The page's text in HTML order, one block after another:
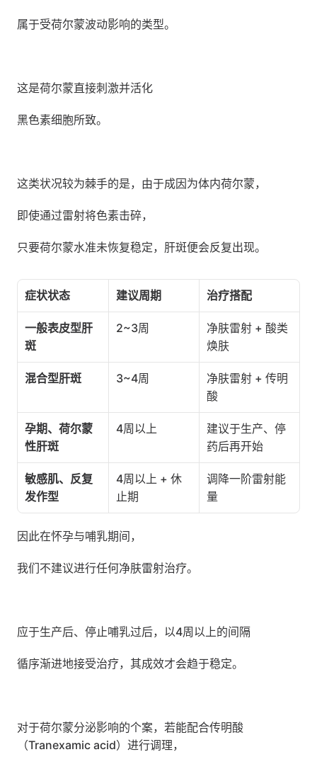
属于受荷尔蒙波动影响的类型。
这是荷尔蒙直接刺激并活化
黑色素细胞所致。
这类状况较为棘手的是，由于成因为体内荷尔蒙，
即使通过雷射将色素击碎，
只要荷尔蒙水准未恢复稳定，肝斑便会反复出现。
症状状态 建议周期 治疗搭配
一般表皮型肝
斑
2~3周
净肤雷射 + 酸类
焕肤
混合型肝斑 3~4周
净肤雷射 + 传明
酸
孕期、荷尔蒙
性肝斑
4周以上
建议于生产、停
药后再开始
敏感肌、反复
发作型
4周以上 + 休
止期
调降一阶雷射能
量
因此在怀孕与哺乳期间，
我们不建议进行任何净肤雷射治疗。
应于生产后、停止哺乳过后，以4周以上的间隔
循序渐进地接受治疗，其成效才会趋于稳定。
对于荷尔蒙分泌影响的个案，若能配合传明酸
（Tranexamic acid）进行调理，